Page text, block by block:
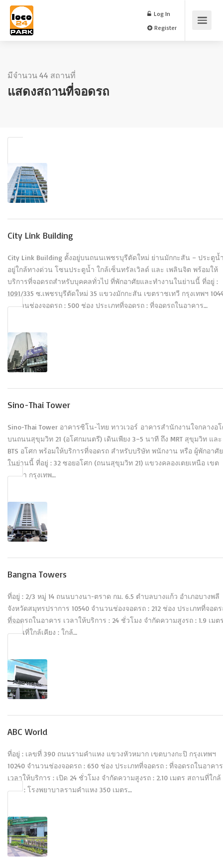
Log In
มีจำนวน 44 สถานที่
แสดงสถานที่จอดรถ
City Link Building
City Link Building ตั้งอยู่บนถนนเพชรบุรีตัดใหม่ ย่านมักกะสัน – ประตูน้
อยู่ใกล้ทางด่วน โซนประตูน้ำ ใกล้เซ็นทรัลเวิลด์ และ เพลินจิต พร้อมให้
บริการที่จอดรถสำหรับบุคคลทั่วไป ที่พักอาศัยและทำงานในย่านนี้ ที่อยู่ :
1091/335 ซ.เพชรบุรีตัดใหม่ 35 แขวงมักกะสัน เขตราชเทวี กรุงเทพฯ
จำนวนช่องจอดรถ : 500 ช่อง ประเภทที่จอดรถ : ที่จอดรถในอาคาร…
Sino-Thai Tower
Sino-Thai Tower อาคารซิโน-ไทย ทาวเวอร์ อาคารสำนักงานใจกลางอ
บนถนนสุขุมวิท 21 (อโศกมนตรี) เดินเพียง 3–5 นาที ถึง MRT สุขุมวิท และ
BTS อโศก พร้อมให้บริการที่จอดรถ สำหรับบริษัท พนักงาน หรือ ผู้พักอาศัย
ในย่านนี้ ที่อยู่ : 32 ซอยอโศก (ถนนสุขุมวิท 21) แขวงคลองเตยเหนือ เขต
วัฒนา กรุงเทพ…
Bangna Towers
ที่อยู่ : 2/3 หมู่ 14 ถนนบางนา-ตราด กม. 6.5 ตำบลบางแก้ว อำเภอบางพลี
จังหวัดสมุทรปราการ 10540 จำนวนช่องจอดรถ : 212 ช่อง ประเภทที่จอดร
ที่จอดรถในอาคาร เวลาให้บริการ : 24 ชั่วโมง จำกัดความสูงรถ : 1.9 เมต
สถานที่ใกล้เคียง : ใกล้…
ABC World
ที่อยู่ : เลขที่ 390 ถนนรามคำแหง แขวงหัวหมาก เขตบางกะปิ กรุงเทพฯ
10240 จำนวนช่องจอดรถ : 650 ช่อง ประเภทที่จอดรถ : ที่จอดรถในอาคาร
เวลาให้บริการ : เปิด 24 ชั่วโมง จำกัดความสูงรถ : 2.10 เมตร สถานที่ใกล้
เคียง : โรงพยาบาลรามคำแหง 350 เมตร…